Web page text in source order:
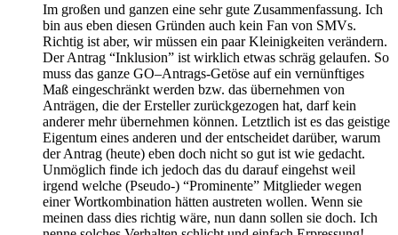
Im großen und ganzen eine sehr gute Zusammenfassung. Ich
bin aus eben diesen Gründen auch kein Fan von SMVs.
Richtig ist aber, wir müssen ein paar Kleinigkeiten verändern.
Der Antrag “Inklusion” ist wirklich etwas schräg gelaufen. So
muss das ganze GO–Antrags-Getöse auf ein vernünftiges
Maß eingeschränkt werden bzw. das übernehmen von
Anträgen, die der Ersteller zurückgezogen hat, darf kein
anderer mehr übernehmen können. Letztlich ist es das geistige
Eigentum eines anderen und der entscheidet darüber, warum
der Antrag (heute) eben doch nicht so gut ist wie gedacht.
Unmöglich finde ich jedoch das du darauf eingehst weil
irgend welche (Pseudo-) “Prominente” Mitglieder wegen
einer Wortkombination hätten austreten wollen. Wenn sie
meinen dass dies richtig wäre, nun dann sollen sie doch. Ich